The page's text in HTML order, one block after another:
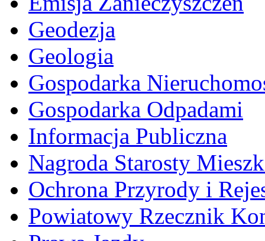
Geodezja
Geologia
Gospodarka
Gospodarka Odpadami
Informacja Publiczna
Nagroda Starosty
Ochrona Przyrody i
Powiatowy Rzecznik